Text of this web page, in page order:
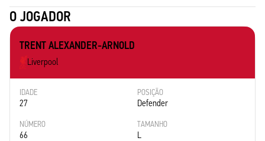
O JOGADOR
TRENT ALEXANDER-ARNOLD
Liverpool
IDADE
27
POSIÇÃO
Defender
NÚMERO
66
TAMANHO
L